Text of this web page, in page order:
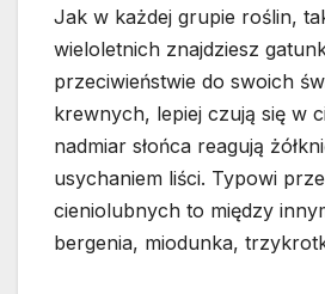
Jak w każdej grupie roślin,
wieloletnich znajdziesz
przeciwieństwie do swoich
krewnych, lepiej czują się w
nadmiar słońca reagują
usychaniem liści. Typowi
cieniolubnych to między
bergenia, miodunka,